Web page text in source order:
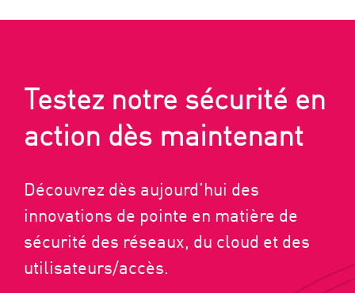
Testez notre sécurité en
action dès maintenant
Découvrez dès aujourd’hui des
innovations de pointe en matière de
sécurité des réseaux, du cloud et des
utilisateurs/accès.